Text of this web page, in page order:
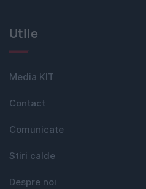
Utile
Media KIT
Contact
Comunicate
Stiri calde
Despre noi